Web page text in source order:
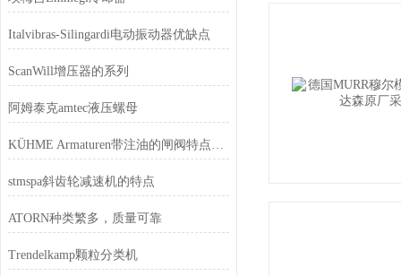
Italvibras-Silingardi电动振动器优缺点
ScanWill增压器的系列
阿姆泰克amtec液压螺母
KÜHME Armaturen带注油的闸阀特点和功能
stmspa斜齿轮减速机的特点
ATORN种类繁多，质量可靠
Trendelkamp颗粒分类机